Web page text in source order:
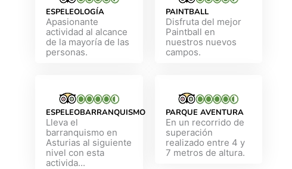
ESPELEOLOGÍA
Apasionante
actividad al alcance
de la mayoría de las
personas.
PAINTBALL
Disfruta del mejor
Paintball en
nuestros nuevos
campos.
ESPELEOBARRANQUISMO
Lleva el
barranquismo en
Asturias al siguiente
nivel con esta
activida...
PARQUE AVENTURA
En un recorrido de
superación
realizado entre 4 y
7 metros de altura.